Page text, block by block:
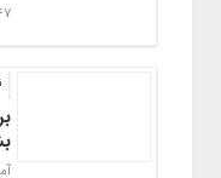
۴۷ هزار و ۴۲۷ تن